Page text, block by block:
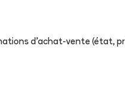
d'achat-vente (état,